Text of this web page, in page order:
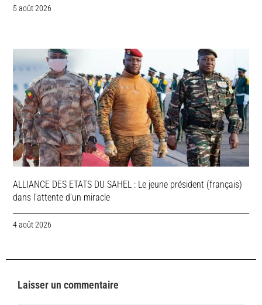
5 août 2026
ALLIANCE DES ETATS DU SAHEL : Le jeune président (français)
dans l’attente d’un miracle
4 août 2026
Laisser un commentaire